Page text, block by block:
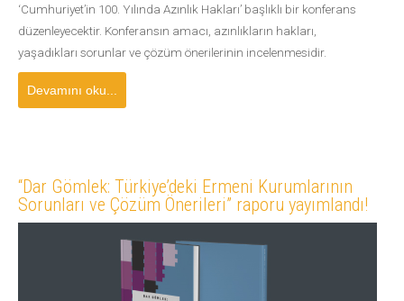
‘Cumhuriyet’in 100. Yılında Azınlık Hakları’ başlıklı bir konferans
düzenleyecektir. Konferansın amacı, azınlıkların hakları,
yaşadıkları sorunlar ve çözüm önerilerinin incelenmesidir.
Devamını oku...
“Dar Gömlek: Türkiye’deki Ermeni Kurumlarının
Sorunları ve Çözüm Önerileri” raporu yayımlandı!